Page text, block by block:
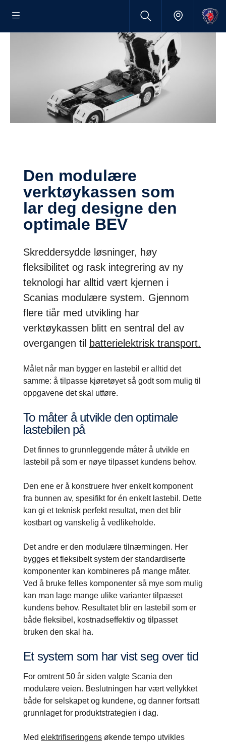
Den modulære
verktøykassen som
lar deg designe den
optimale BEV
Skreddersydde løsninger, høy
fleksibilitet og rask integrering av ny
teknologi har alltid vært kjernen i
Scanias modulære system. Gjennom
flere tiår med utvikling har
verktøykassen blitt en sentral del av
overgangen til batterielektrisk transport.
Målet når man bygger en lastebil er alltid det
samme: å tilpasse kjøretøyet så godt som mulig til
oppgavene det skal utføre.
To måter å utvikle den optimale
lastebilen på
Det finnes to grunnleggende måter å utvikle en
lastebil på som er nøye tilpasset kundens behov.
Den ene er å konstruere hver enkelt komponent
fra bunnen av, spesifikt for én enkelt lastebil. Dette
kan gi et teknisk perfekt resultat, men det blir
kostbart og vanskelig å vedlikeholde.
Det andre er den modulære tilnærmingen. Her
bygges et fleksibelt system der standardiserte
komponenter kan kombineres på mange måter.
Ved å bruke felles komponenter så mye som mulig
kan man lage mange ulike varianter tilpasset
kundens behov. Resultatet blir en lastebil som er
både fleksibel, kostnadseffektiv og tilpasset
bruken den skal ha.
Et system som har vist seg over tid
For omtrent 50 år siden valgte Scania den
modulære veien. Beslutningen har vært vellykket
både for selskapet og kundene, og danner fortsatt
grunnlaget for produktstrategien i dag.
Med elektrifiseringens økende tempo utvikles